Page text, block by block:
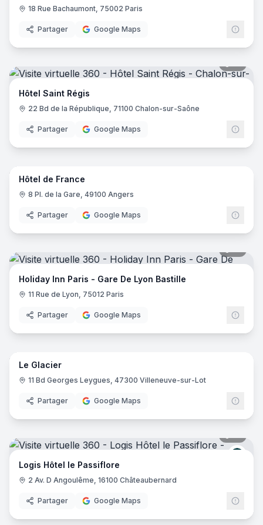
18 Rue Bachaumont, 75002 Paris
Partager Google Maps
Hôtel Saint Régis
22 Bd de la République, 71100 Chalon-sur-Saône
Partager Google Maps
8
Hôtel de France
8 Pl. de la Gare, 49100 Angers
Partager Google Maps
Holiday Inn Paris - Gare De Lyon Bastille
11 Rue de Lyon, 75012 Paris
Partager Google Maps
24
Le Glacier
11 Bd Georges Leygues, 47300 Villeneuve-sur-Lot
Partager Google Maps
Logis Hôtel le Passiflore
2 Av. D Angoulême, 16100 Châteaubernard
Partager Google Maps